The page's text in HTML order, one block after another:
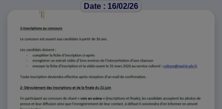
Date : 16/02/26